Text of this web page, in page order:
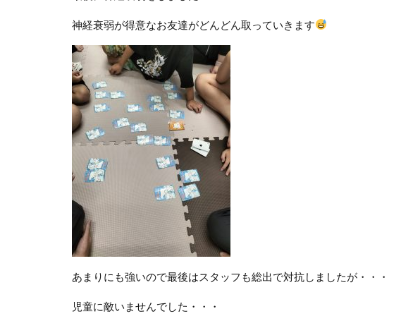
神経衰弱が得意なお友達がどんどん取っていきます
あまりにも強いので最後はスタッフも総出で対抗しましたが・・・
児童に敵いませんでした・・・